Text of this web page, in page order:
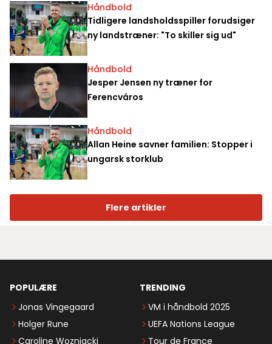
Håndbold
Tidligere landsholdsspiller forudsiger
ny landstræner: "To skiller sig ud"
Håndbold
Jesper Jensen ny træner for
Ferencváros
Håndbold
Allan Heine savner familien: Stopper i
ungarsk storklub
Flere artikler
POPULÆRE
Jonas Vingegaard
Holger Rune
Caroline Wozniacki
TRENDING
VM i håndbold 2025
UEFA Nations League
Tour de France